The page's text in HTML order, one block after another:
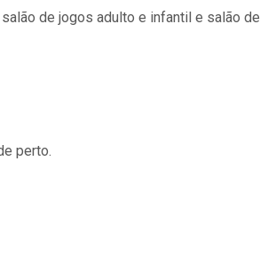
de jogos adulto e infantil e salão de
perto.